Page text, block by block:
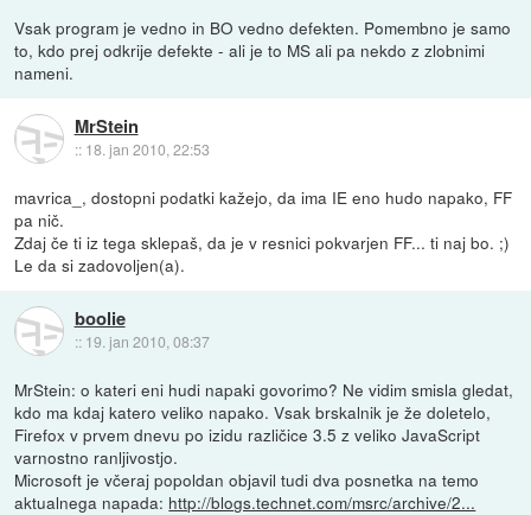
Vsak program je vedno in BO vedno defekten. Pomembno je samo
to, kdo prej odkrije defekte - ali je to MS ali pa nekdo z zlobnimi
nameni.
MrStein
:: 18. jan 2010, 22:53
mavrica_, dostopni podatki kažejo, da ima IE eno hudo napako, FF
pa nič.
Zdaj če ti iz tega sklepaš, da je v resnici pokvarjen FF... ti naj bo. ;)
Le da si zadovoljen(a).
boolie
:: 19. jan 2010, 08:37
MrStein: o kateri eni hudi napaki govorimo? Ne vidim smisla gledat,
kdo ma kdaj katero veliko napako. Vsak brskalnik je že doletelo,
Firefox v prvem dnevu po izidu različice 3.5 z veliko JavaScript
varnostno ranljivostjo.
Microsoft je včeraj popoldan objavil tudi dva posnetka na temo
aktualnega napada: http://blogs.technet.com/msrc/archive/2...